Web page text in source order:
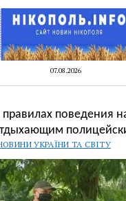
07.08.2026
поведения
УКРАЇНИ ТА СВІТУ